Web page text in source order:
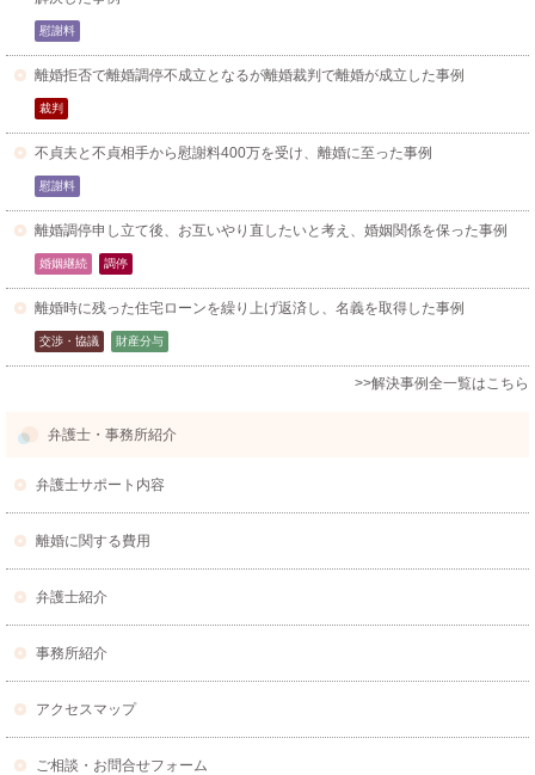
慰謝料
離婚拒否で離婚調停不成立となるが離婚裁判で離婚が成立した事例
裁判
不貞夫と不貞相手から慰謝料400万を受け、離婚に至った事例
慰謝料
離婚調停申し立て後、お互いやり直したいと考え、婚姻関係を保った事例
婚姻継続 調停
離婚時に残った住宅ローンを繰り上げ返済し、名義を取得した事例
交渉・協議 財産分与
>>解決事例全一覧はこちら
弁護士・事務所紹介
弁護士サポート内容
離婚に関する費用
弁護士紹介
事務所紹介
アクセスマップ
ご相談・お問合せフォーム